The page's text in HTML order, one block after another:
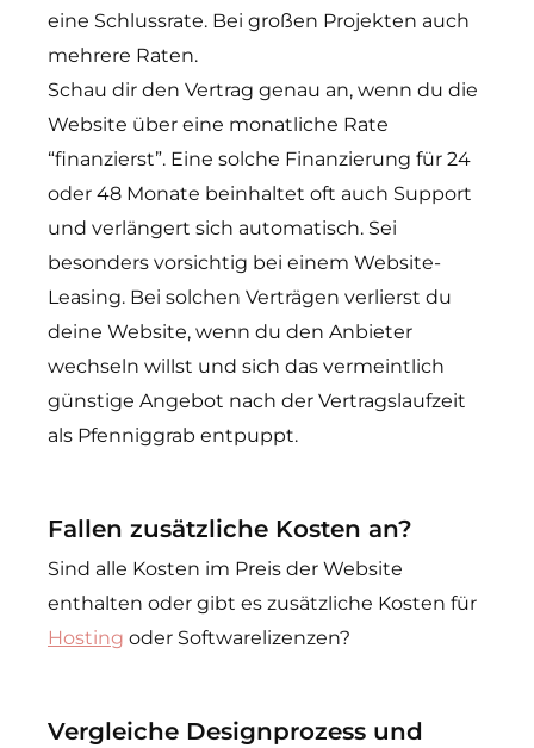
eine Schlussrate. Bei großen Projekten auch
mehrere Raten.
Schau dir den Vertrag genau an, wenn du die
Website über eine monatliche Rate
“finanzierst”. Eine solche Finanzierung für 24
oder 48 Monate beinhaltet oft auch Support
und verlängert sich automatisch. Sei
besonders vorsichtig bei einem Website-
Leasing. Bei solchen Verträgen verlierst du
deine Website, wenn du den Anbieter
wechseln willst und sich das vermeintlich
günstige Angebot nach der Vertragslaufzeit
als Pfenniggrab entpuppt.
Fallen zusätzliche Kosten an?
Sind alle Kosten im Preis der Website
enthalten oder gibt es zusätzliche Kosten für
Hosting oder Softwarelizenzen?
Vergleiche Designprozess und